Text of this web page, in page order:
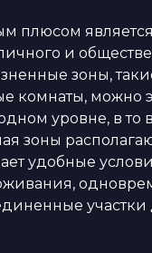
плюсом является
и
зоны,
комнаты, можно
уровне, в то
зоны
удобные
участки